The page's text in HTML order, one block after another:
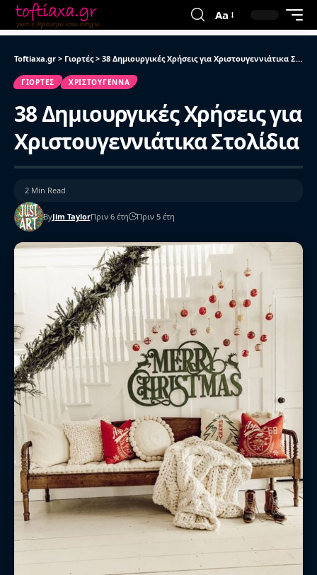
Aa
Toftiaxa.gr > Γιορτές> 38 Δημιουργικές Χρήσεις για Χριστουγεννιάτικα Στολίδια
ΓΙΟΡΤΈΣ ΧΡΙΣΤΟΎΓΕΝΝΑ
38 Δημιουργικές Χρήσεις για
Χριστουγεννιάτικα Στολίδια
ByJim TaylorΠριν 6 έτη Πριν 5 έτη
2 Min Read